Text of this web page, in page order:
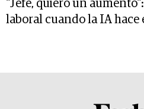
"Jefe, quiero un
laboral cuando la IA hace